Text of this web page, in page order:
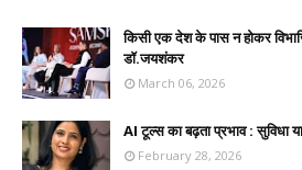
किसी एक देश के पास न होकर
डॉ.जयशंकर
March 06, 2026
AI टूल्स का बढ़ता प्रभाव : सुविधा या
February 28, 2026